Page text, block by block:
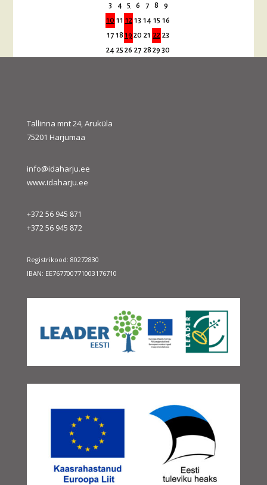
3
4 5 6 7 8
9
10 11 12 13 14 15 16
17 18 19 20 21 22 23
24 25 26 27 28 29 30
Tallinna mnt 24, Aruküla
75201 Harjumaa
info@idaharju.ee
www.idaharju.ee
+372 56 945 871
+372 56 945 872
Registrikood: 80272830
IBAN: EE767700771003176710